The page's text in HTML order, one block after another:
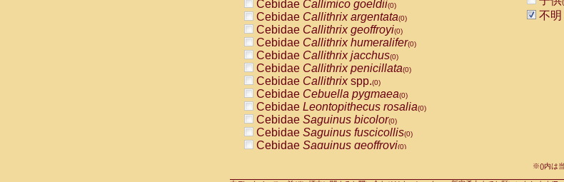
CercopithecidaeCercocebus torquatus lunulatus
CercopithecidaeCercocebus torquatus torquatus
CercopithecidaeCercocebushybrid
CercopithecidaeCercocebusspp.
CercopithecidaeLophocebus albigena
CercopithecidaePapio anubis
CercopithecidaePapio cynocephalus
CercopithecidaePapio hamadryas
CercopithecidaePapio papio
CercopithecidaePapiospp.(0)
CercopithecidaeMandrillus leucophaeus
CercopithecidaeMandrillus sphinx
CercopithecidaeMacaca arctoides(0)
Cebidae Callimico goeldii(0)
Cebidae Callithrix argentata(0)
Cebidae Callithrix geoffroyi(0)
Cebidae Callithrix humeralifer(0)
Cebidae Callithrix jacchus(0)
Cebidae Callithrix penicillata(0)
Cebidae Callithrixspp.(0)
Cebidae Cebuella pygmaea(0)
Cebidae Leontopithecus rosalia(0)
Cebidae Saguinus bicolor(0)
Cebidae Saguinus fuscicollis(0)
Cebidae Saguinus geoffroyi(0)
不明
※()内は